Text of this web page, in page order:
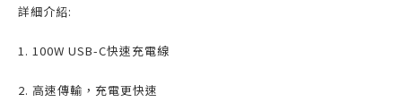
詳細介紹:
1. 100W USB-C快速充電線
2. 高速傳輸，充電更快速